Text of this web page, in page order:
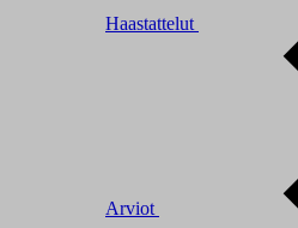
Haastattelut
Arviot